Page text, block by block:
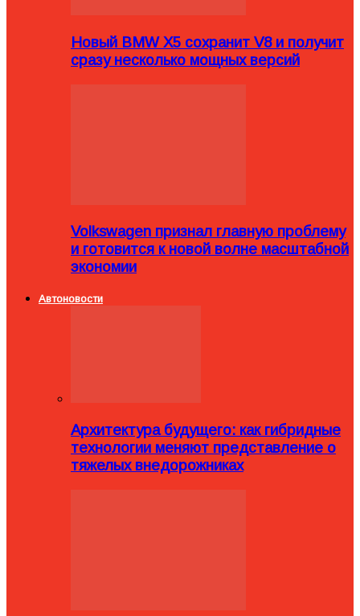
Новый BMW X5 сохранит V8 и получит
сразу несколько мощных версий
Volkswagen признал главную проблему
и готовится к новой волне масштабной
экономии
Автоновости
Архитектура будущего: как гибридные
технологии меняют представление о
тяжелых внедорожниках